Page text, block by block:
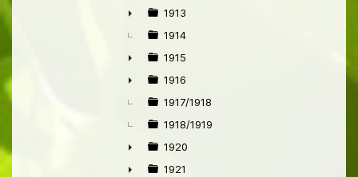
►
►
1913
1914
►
1915
►
1916
1917/1918
1918/1919
►
1920
1921